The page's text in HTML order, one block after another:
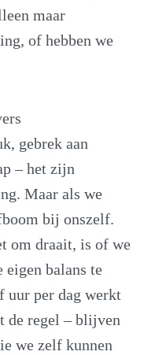
maar
of hebben we
gebrek aan
– het zijn
Maar als we
bij onszelf.
om draait, is of we
balans te
uur per dag werkt
de regel – blijven
we zelf kunnen